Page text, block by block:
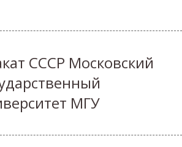
СССР Московский
МГУ